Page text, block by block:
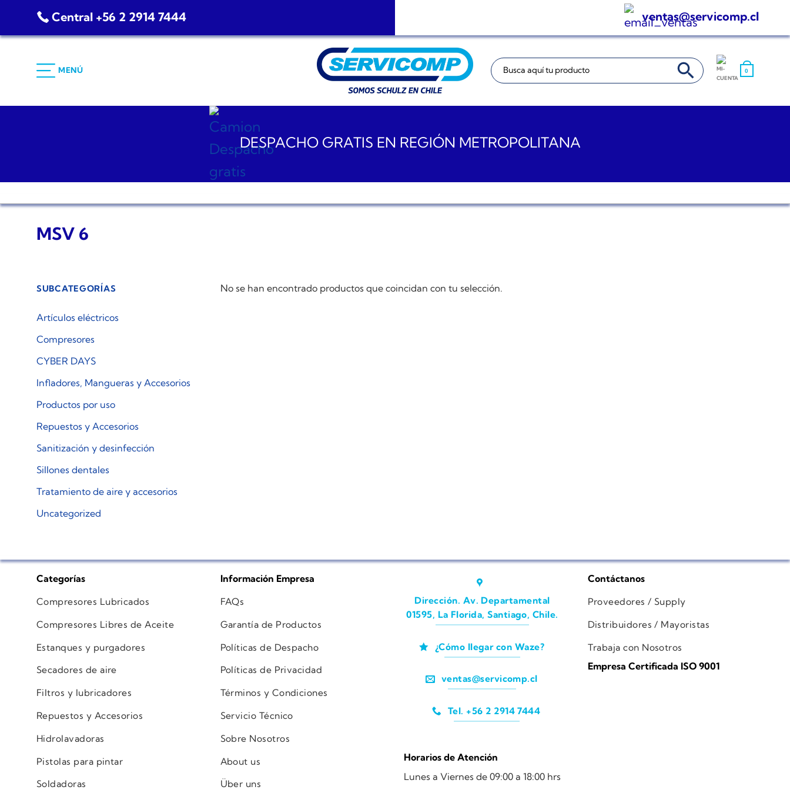
contenido
Central +56 2 2914 7444 ventas@servicomp.cl
MENÚ
Buscar: BOTÓN DE BÚSQUEDA
0
DESPACHO GRATIS EN REGIÓN METROPOLITANA
MSV 6
SUBCATEGORÍAS
Artículos eléctricos
Compresores
CYBER DAYS
Infladores, Mangueras y Accesorios
Productos por uso
Repuestos y Accesorios
Sanitización y desinfección
Sillones dentales
Tratamiento de aire y accesorios
Uncategorized
No se han encontrado productos que coincidan con tu selección.
Categorías
Compresores Lubricados
Compresores Libres de Aceite
Estanques y purgadores
Secadores de aire
Filtros y lubricadores
Repuestos y Accesorios
Hidrolavadoras
Pistolas para pintar
Soldadoras
Información Empresa
FAQs
Garantía de Productos
Políticas de Despacho
Políticas de Privacidad
Términos y Condiciones
Servicio Técnico
Sobre Nosotros
About us
Über uns
Dirección. Av. Departamental
01595, La Florida, Santiago, Chile.
¿Cómo llegar con Waze?
ventas@servicomp.cl
Tel. +56 2 2914 7444
Horarios de Atención
Lunes a Viernes de 09:00 a 18:00 hrs
Contáctanos
Proveedores / Supply
Distribuidores / Mayoristas
Trabaja con Nosotros
Empresa Certificada ISO 9001